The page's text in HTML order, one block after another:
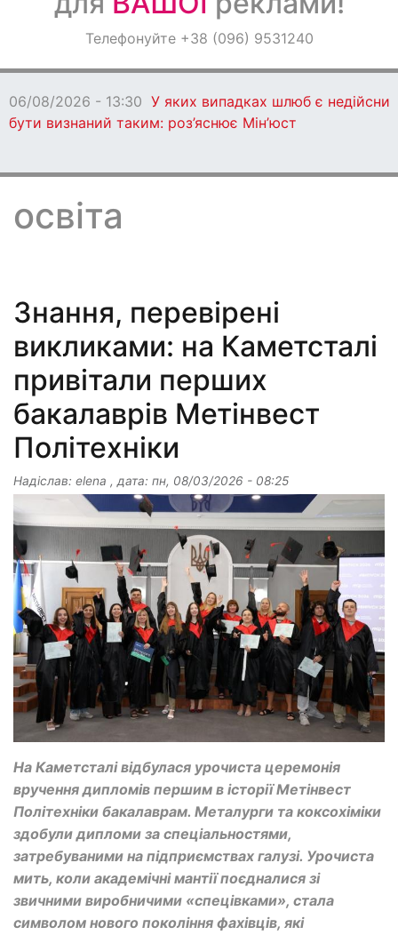
ОголошенняТелефонуйте +38 (096) 9531240
06/08/2026 - 12:31 На Дніпропетровщині дві
жінки за гроші підпалювали автівки
освіта
Знання, перевірені
викликами: на Каметсталі
привітали перших
бакалаврів Метінвест
Політехніки
Надіслав: elena , дата: пн, 08/03/2026 - 08:25
На Каметсталі відбулася урочиста церемонія
вручення дипломів першим в історії Метінвест
Політехніки бакалаврам. Металурги та коксохіміки
здобули дипломи за спеціальностями,
затребуваними на підприємствах галузі. Урочиста
мить, коли академічні мантії поєдналися зі
звичними виробничими «спецівками», стала
символом нового покоління фахівців, які